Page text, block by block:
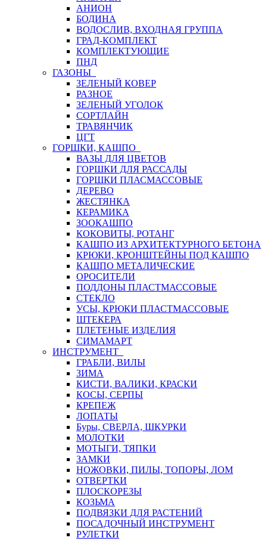
АНИОН
БОДИНА
ВОДОСЛИВ, ВХОДНАЯ ГРУППА
ГРАД-КОМПЛЕКТ
КОМПЛЕКТУЮЩИЕ
ПНД
ГАЗОНЫ
ЗЕЛЕНЫЙ КОВЕР
РАЗНОЕ
ЗЕЛЕНЫЙ УГОЛОК
СОРТЛАЙН
ТРАВЯНЧИК
ЦГТ
ГОРШКИ, КАШПО
ВАЗЫ ДЛЯ ЦВЕТОВ
ГОРШКИ ДЛЯ РАССАДЫ
ГОРШКИ ПЛАСМАССОВЫЕ
ДЕРЕВО
ЖЕСТЯНКА
КЕРАМИКА
ЗООКАШПО
КОКОВИТЫ, РОТАНГ
КАШПО ИЗ АРХИТЕКТУРНОГО БЕТОНА
КРЮКИ, КРОНШТЕЙНЫ ПОД КАШПО
КАШПО МЕТАЛИЧЕСКИЕ
ОРОСИТЕЛИ
ПОДДОНЫ ПЛАСТМАССОВЫЕ
СТЕКЛО
УСЫ, КРЮКИ ПЛАСТМАССОВЫЕ
ШТЕКЕРА
ПЛЕТЕНЫЕ ИЗДЕЛИЯ
СИМАМАРТ
ИНСТРУМЕНТ
ГРАБЛИ, ВИЛЫ
ЗИМА
КИСТИ, ВАЛИКИ, КРАСКИ
КОСЫ, СЕРПЫ
КРЕПЕЖ
ЛОПАТЫ
Буры, СВЕРЛА, ШКУРКИ
МОЛОТКИ
МОТЫГИ, ТЯПКИ
ЗАМКИ
НОЖОВКИ, ПИЛЫ, ТОПОРЫ, ЛОМ
ОТВЕРТКИ
ПЛОСКОРЕЗЫ
КОЗЬМА
ПОДВЯЗКИ ДЛЯ РАСТЕНИЙ
ПОСАДОЧНЫЙ ИНСТРУМЕНТ
РУЛЕТКИ